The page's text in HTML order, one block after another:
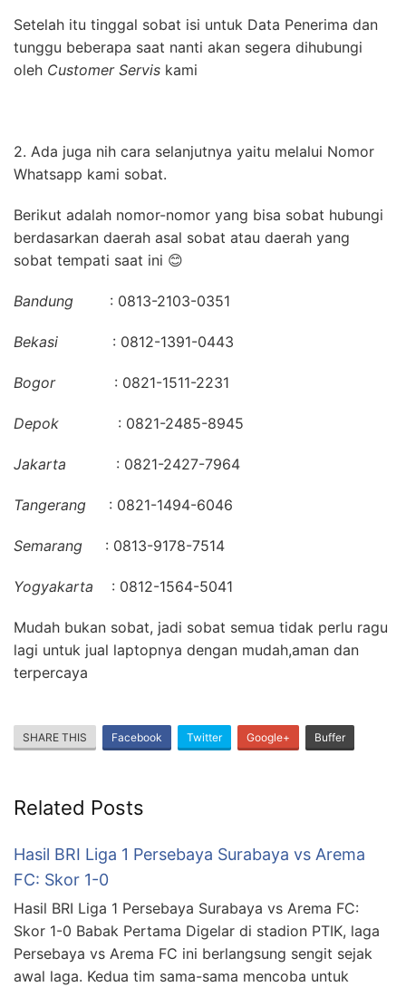
Setelah itu tinggal sobat isi untuk Data Penerima dan
tunggu beberapa saat nanti akan segera dihubungi
oleh Customer Servis kami
2. Ada juga nih cara selanjutnya yaitu melalui Nomor
Whatsapp kami sobat.
Berikut adalah nomor-nomor yang bisa sobat hubungi
berdasarkan daerah asal sobat atau daerah yang
sobat tempati saat ini 😊
Bandung : 0813-2103-0351
Bekasi : 0812-1391-0443
Bogor : 0821-1511-2231
Depok : 0821-2485-8945
Jakarta : 0821-2427-7964
Tangerang : 0821-1494-6046
Semarang : 0813-9178-7514
Yogyakarta : 0812-1564-5041
Mudah bukan sobat, jadi sobat semua tidak perlu ragu
lagi untuk jual laptopnya dengan mudah,aman dan
terpercaya
SHARE THIS Facebook Twitter Google+ Buffer
Related Posts
Hasil BRI Liga 1 Persebaya Surabaya vs Arema
FC: Skor 1-0
Hasil BRI Liga 1 Persebaya Surabaya vs Arema FC:
Skor 1-0 Babak Pertama Digelar di stadion PTIK, laga
Persebaya vs Arema FC ini berlangsung sengit sejak
awal laga. Kedua tim sama-sama mencoba untuk